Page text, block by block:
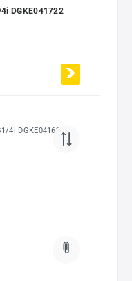
DGKE041722